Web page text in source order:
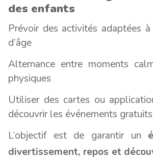
des enfants
Prévoir des activités adaptées
d’âge
Alternance entre moments
physiques
Utiliser des cartes ou
découvrir les événements gratuits
L’objectif est de garantir un
divertissement, repos et